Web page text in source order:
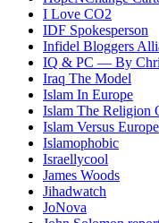
I Love CO2
IDF Spokesperson
Infidel Bloggers
IQ & PC — By
Iraq The Model
Islam In Europe
Islam The Religion
Islam Versus Europe
Islamophobic
Israellycool
James Woods
Jihadwatch
JoNova